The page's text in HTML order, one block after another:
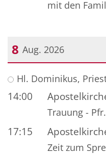
mit den
8 Aug. 2026
Datum: 8. August 2026
Hl. Dominikus,
14:00
Trauung -
17:15
Zeit zum